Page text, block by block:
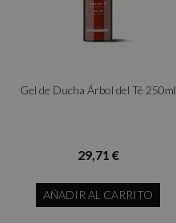
Gel de Ducha Árbol del Té 250ml
29,71 €
AÑADIR AL CARRITO